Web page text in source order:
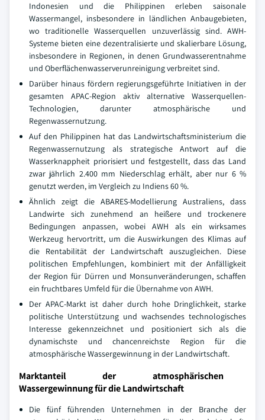
Indonesien und die Philippinen erleben saisonale
Wassermangel, insbesondere in ländlichen Anbaugebieten,
wo traditionelle Wasserquellen unzuverlässig sind. AWH-
Systeme bieten eine dezentralisierte und skalierbare Lösung,
insbesondere in Regionen, in denen Grundwasserentnahme
und Oberflächenwasserverunreinigung verbreitet sind.
Darüber hinaus fördern regierungsgeführte Initiativen in der
gesamten APAC-Region aktiv alternative Wasserquellen-
Technologien, darunter atmosphärische und
Regenwassernutzung.
Auf den Philippinen hat das Landwirtschaftsministerium die
Regenwassernutzung als strategische Antwort auf die
Wasserknappheit priorisiert und festgestellt, dass das Land
zwar jährlich 2.400 mm Niederschlag erhält, aber nur 6 %
genutzt werden, im Vergleich zu Indiens 60 %.
Ähnlich zeigt die ABARES-Modellierung Australiens, dass
Landwirte sich zunehmend an heißere und trockenere
Bedingungen anpassen, wobei AWH als ein wirksames
Werkzeug hervortritt, um die Auswirkungen des Klimas auf
die Rentabilität der Landwirtschaft auszugleichen. Diese
politischen Empfehlungen, kombiniert mit der Anfälligkeit
der Region für Dürren und Monsunveränderungen, schaffen
ein fruchtbares Umfeld für die Übernahme von AWH.
Der APAC-Markt ist daher durch hohe Dringlichkeit, starke
politische Unterstützung und wachsendes technologisches
Interesse gekennzeichnet und positioniert sich als die
dynamischste und chancenreichste Region für die
atmosphärische Wassergewinnung in der Landwirtschaft.
Marktanteil der atmosphärischen
Wassergewinnung für die Landwirtschaft
Die fünf führenden Unternehmen in der Branche der